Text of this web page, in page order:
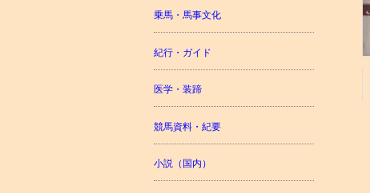
乗馬・馬事文化
紀行・ガイド
医学・装蹄
競馬資料・紀要
小説（国内）